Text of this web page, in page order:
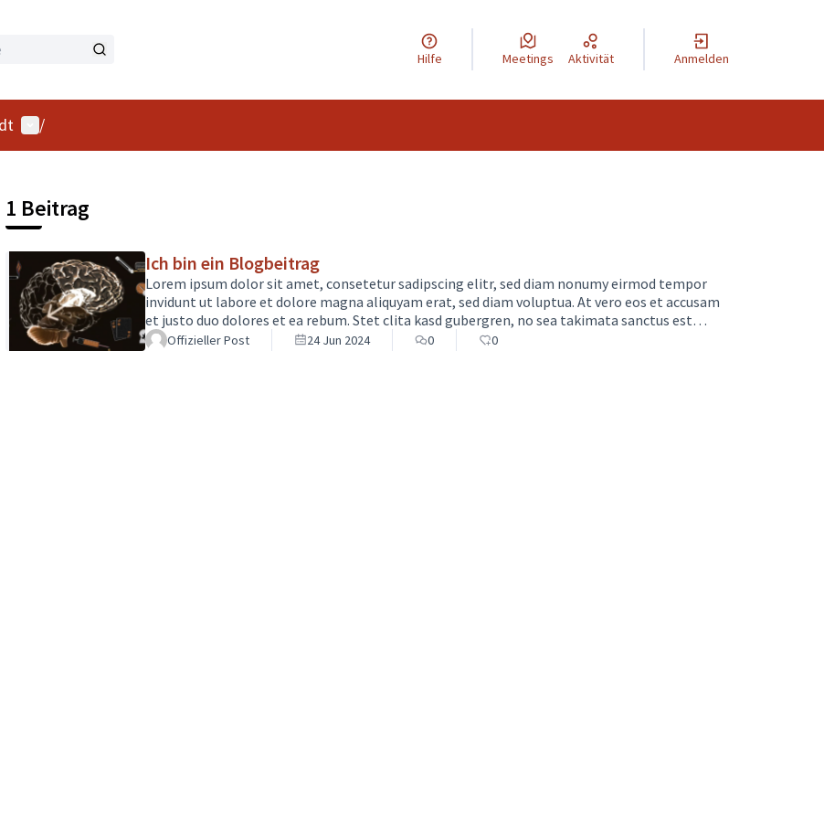
Hilfe Meetings Aktivität Anmelden
Benutzer-Menü
/
1 Beitrag
Ich bin ein Blogbeitrag
Lorem ipsum dolor sit amet, consetetur sadipscing elitr, sed diam nonumy eirmod tempor
invidunt ut labore et dolore magna aliquyam erat, sed diam voluptua. At vero eos et accusam
et justo duo dolores et ea rebum. Stet clita kasd gubergren, no sea takimata sanctus est
Lorem ipsum dolor sit amet. Lorem ipsum dolor sit amet, consetetur sadipscing elitr, sed
diam nonumy eirmod tempor invidunt ut labore et dolore magna aliquyam erat, sed diam
Offizieller Post 24 Jun 2024 0 0